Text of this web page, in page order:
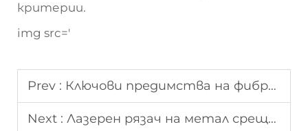
критерии.
img src='
Prev : Ключови предимства на фибровите лазерни системи за съвременните фабрики
Next : Лазерен рязач на метал срещу плазмен рязач: Кой да изберете?